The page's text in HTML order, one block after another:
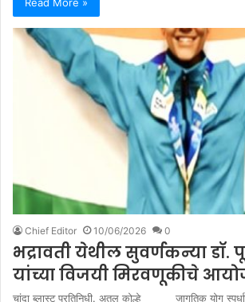
Chief Editor 10/06/2026 0
भद्रावती येथील सुवर्णकन्या
यांच्या विजयी मिरवणूकीचे
चांदा ब्लास्ट प्रतिनिधी. अतुल कोल्हे जागतिक योग